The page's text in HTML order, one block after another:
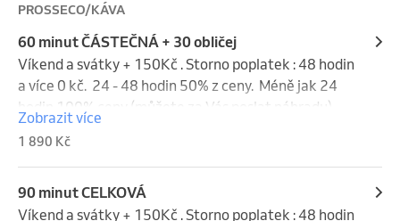
PROSSECO/KÁVA
60 minut ČÁSTEČNÁ + 30 obličej
Víkend a svátky + 150Kč . Storno poplatek : 48 hodin
a více 0 kč.  24 - 48 hodin 50% z ceny.  Méně jak 24
hodin 100% ceny (můžete za Vás poslat náhradu).
Víkend a svátky se do storna nepočítají.
Zobrazit více
1 890 Kč
90 minut CELKOVÁ
Víkend a svátky + 150Kč . Storno poplatek : 48 hodin